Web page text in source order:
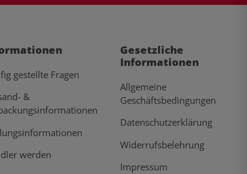
gestellte Fragen
&
werden
Gesetzliche
Informationen
Allgemeine
Geschäftsbedingungen
Datenschutzerklärung
Widerrufsbelehrung
Impressum